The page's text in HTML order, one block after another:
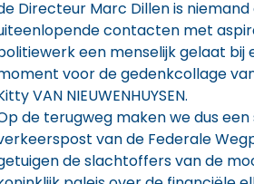
Directeur Marc Dillen is
contacten met
een menselijk gelaat bij
voor de gedenkcollage
VAN NIEUWENHUYSEN.
de terugweg maken we dus
van de Federale
de slachtoffers van de